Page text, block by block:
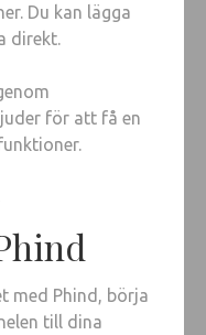
Du kan lägga
direkt.
för att få en
med Phind, börja
till dina